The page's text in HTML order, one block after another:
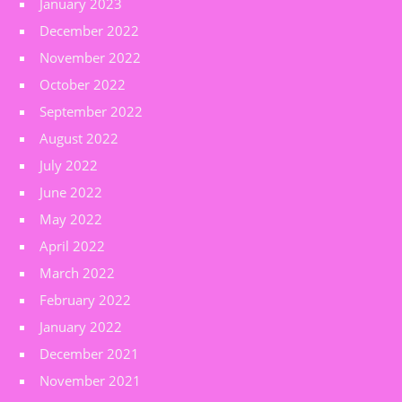
January 2023
December 2022
November 2022
October 2022
September 2022
August 2022
July 2022
June 2022
May 2022
April 2022
March 2022
February 2022
January 2022
December 2021
November 2021